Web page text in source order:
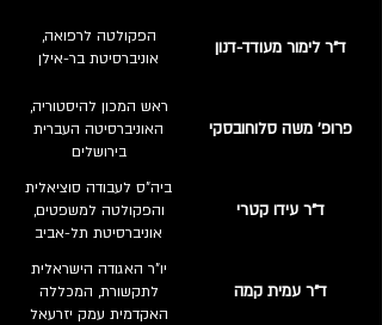
הפקולטה לרפואה,
אוניברסיטת בר-אילן
ד"ר לימור מעודד-דנון
ראש המכון להיסטוריה,
האוניברסיטה העברית
בירושלים
פרופ' משה סלוחובסקי
ביה"ס לעבודה סוציאלית
והפקולטה למשפטים,
אוניברסיטת תל-אביב
ד"ר עידו קטרי
יו"ר האגודה הישראלית
לתקשורת, המכללה
האקדמית עמק יזרעאל
ד"ר עמית קמה